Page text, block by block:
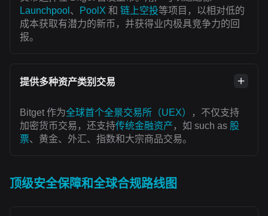
Launchpool 、 PoolX 和 链上空投等项目，以相对低的
成本获取有潜力的新币，并获得业内极具竞争力的回
报。
提供多种资产类别交易
Bitget 作为全球首个全景交易所（UEX）
，不仅支持
加密货币交易，还支持传统金融资产 ，如 such as 股
票、黄金、外汇、指数和大宗商品交易。
顶级安全保障和全球合规路线图